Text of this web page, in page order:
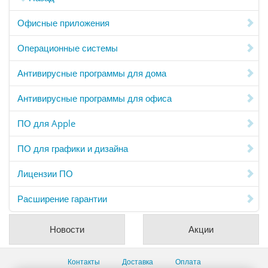
Офисные приложения
Операционные системы
Антивирусные программы для дома
Антивирусные программы для офиса
ПО для Apple
ПО для графики и дизайна
Лицензии ПО
Расширение гарантии
Новости Акции
Контакты Доставка Оплата